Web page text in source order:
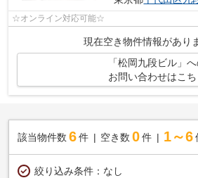
☆オンライン対応可能☆
現在空き物件情報があり
「松岡九段ビル」
お問い合わせはこち
該当物件数 6件 空き数 0 件 1～6
絞り込み条件： なし